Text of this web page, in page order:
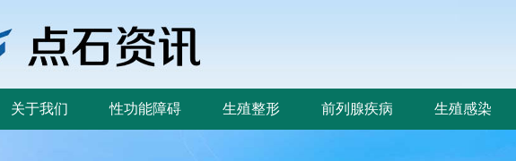
关于我们 性功能障碍 生殖整形 前列腺疾病 生殖感染